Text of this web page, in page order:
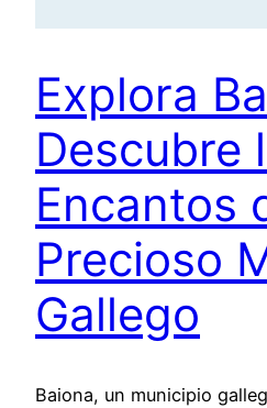
Explora
Descubre
Encantos
Precioso
Gallego
Baiona, un municipio